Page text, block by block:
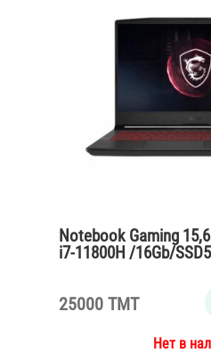
Notebook Gaming
i7-11800H /16Gb/
25000 TMT
Нет в